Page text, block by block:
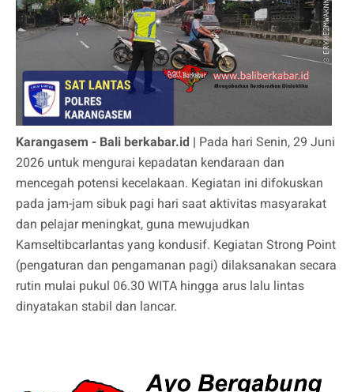
Karangasem - Bali berkabar.id | Pada hari Senin, 29 Juni
2026 untuk mengurai kepadatan kendaraan dan
mencegah potensi kecelakaan. Kegiatan ini difokuskan
pada jam-jam sibuk pagi hari saat aktivitas masyarakat
dan pelajar meningkat, guna mewujudkan
Kamseltibcarlantas yang kondusif. Kegiatan Strong Point
(pengaturan dan pengamanan pagi) dilaksanakan secara
rutin mulai pukul 06.30 WITA hingga arus lalu lintas
dinyatakan stabil dan lancar.